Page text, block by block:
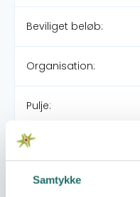
Samtykke
Beviliget beløb:
Organisation:
Pulje:
Indsatsområde:
Indsatser foregår i: